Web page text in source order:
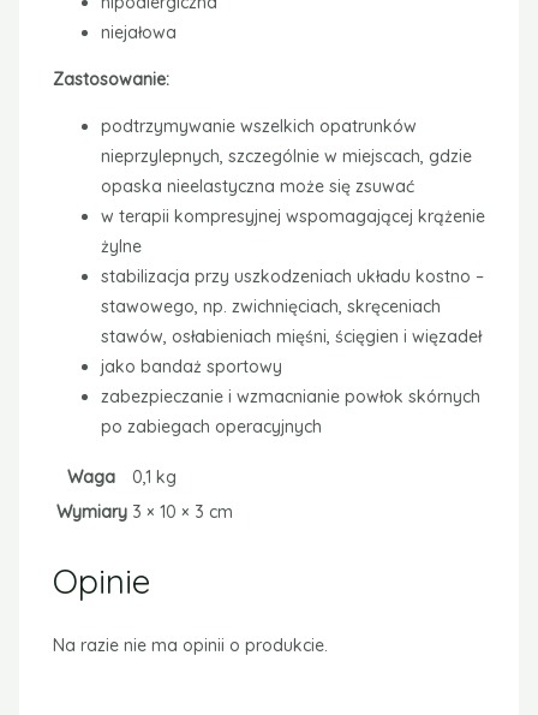
niejałowa
Zastosowanie:
podtrzymywanie wszelkich opatrunków
nieprzylepnych, szczególnie w miejscach, gdzie
opaska nieelastyczna może się zsuwać
w terapii kompresyjnej wspomagającej krążenie
żylne
stabilizacja przy uszkodzeniach układu kostno –
stawowego, np. zwichnięciach, skręceniach
stawów, osłabieniach mięśni, ścięgien i więzadeł
jako bandaż sportowy
zabezpieczanie i wzmacnianie powłok skórnych
po zabiegach operacyjnych
Waga
0,1 kg
Wymiary 3 × 10 × 3 cm
Opinie
Na razie nie ma opinii o produkcie.